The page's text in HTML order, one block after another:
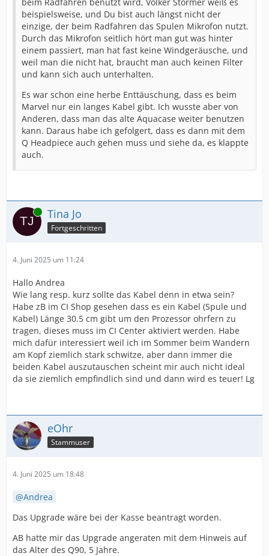
beispielsweise, und Du bist auch längst nicht der
einzige, der beim Radfahren das Spulen Mikrofon nutzt.
Durch das Mikrofon seitlich hört man gut was hinter
einem passiert, man hat fast keine Windgeräusche, und
weil man die nicht hat, braucht man auch keinen Filter
und kann sich auch unterhalten.
Es war schon eine herbe Enttäuschung, dass es beim
Marvel nur ein langes Kabel gibt. Ich wusste aber von
Anderen, dass man das alte Aquacase weiter benutzen
kann. Daraus habe ich gefolgert, dass es dann mit dem
Q Headpiece auch gehen muss und siehe da, es klappte
auch.
Online Tina Jo
Fortgeschritten
4. Juni 2025 um 11:24
Hallo Andrea
Wie lang resp. kurz sollte das Kabel denn in etwa sein?
Habe zB im CI Shop gesehen dass es ein Kabel (Spule und
Kabel) Länge 30.5 cm gibt um den Prozessor ohrfern zu
tragen, dieses muss im CI Center aktiviert werden. Habe
mich dafür interessiert weil ich im Sommer beim Wandern
am Kopf ziemlich stark schwitze, aber dann immer die
beiden Kabel auszutauschen scheint mir auch nicht ideal
da sie ziemlich empfindlich sind und dann wird es teuer! Lg
eOhr
Stammuser
4. Juni 2025 um 18:48
Andrea
Das Upgrade wäre bei der Kasse beantragt worden.
AB hatte mir das Upgrade angeraten mit dem Hinweis auf
das Alter des Q90, 5 Jahre.